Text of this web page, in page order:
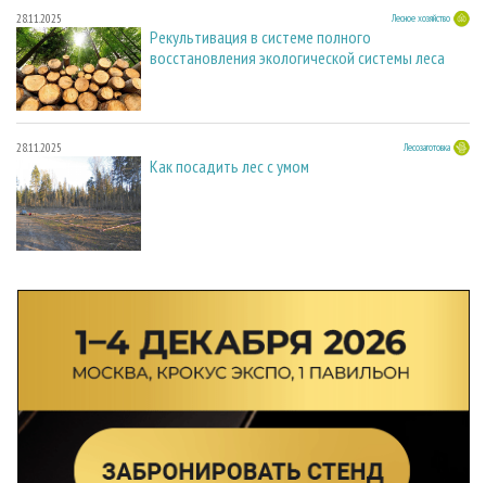
28.11.2025 Лесное хозяйство
Рекультивация в системе полного
восстановления экологической системы леса
28.11.2025 Лесозаготовка
Как посадить лес с умом